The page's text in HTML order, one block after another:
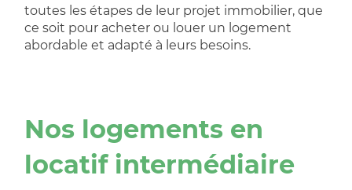
toutes les étapes de leur projet immobilier, que
ce soit pour acheter ou louer un logement
abordable et adapté à leurs besoins.
Nos logements en
locatif intermédiaire